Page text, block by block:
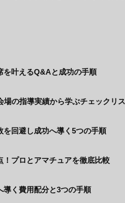
を叶えるQ&Aと成功の手順
の指導実績から学ぶチェックリ
を回避し成功へ導く5つの手順
！プロとアマチュアを徹底比較
導く費用配分と3つの手順